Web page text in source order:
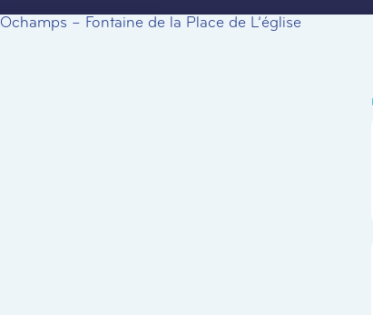
Ochamps – Fontaine de la Place de L’église